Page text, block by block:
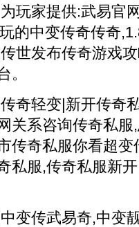
玩家提供:武易官
的中变传奇传奇
世发布传奇游戏
。
奇轻变|新开传奇
关系咨询传奇私服
传奇私服你看超变
私服,传奇私服新
变传武易奇,中变